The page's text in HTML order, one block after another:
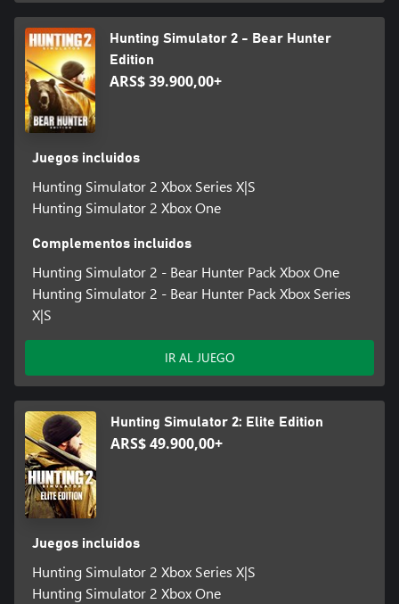
Hunting Simulator 2 - Bear Hunter
Edition
ARS$ 39.900,00+
Juegos incluidos
Hunting Simulator 2 Xbox Series X|S
Hunting Simulator 2 Xbox One
Complementos incluidos
Hunting Simulator 2 - Bear Hunter Pack Xbox One
Hunting Simulator 2 - Bear Hunter Pack Xbox Series
X|S
IR AL JUEGO
Hunting Simulator 2: Elite Edition
ARS$ 49.900,00+
Juegos incluidos
Hunting Simulator 2 Xbox Series X|S
Hunting Simulator 2 Xbox One